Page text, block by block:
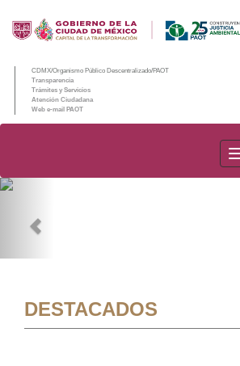
CDMX/Organismo Público Descentralizado/PAOT
Transparencia
Trámites y Servicios
Atención Ciudadana
Web e-mail PAOT
DESTACADOS